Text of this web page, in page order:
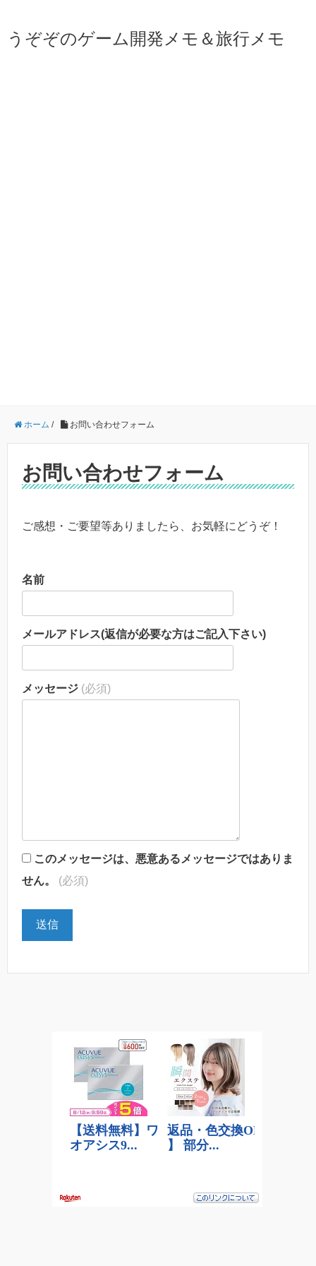
うぞぞのゲーム開発メモ＆旅行メモ
ホーム / お問い合わせフォーム
お問い合わせフォーム
ご感想・ご要望等ありましたら、お気軽にどうぞ！
名前
メールアドレス(返信が必要な方はご記入下さい)
メッセージ (必須)
このメッセージは、悪意あるメッセージではありま
せん。
(必須)